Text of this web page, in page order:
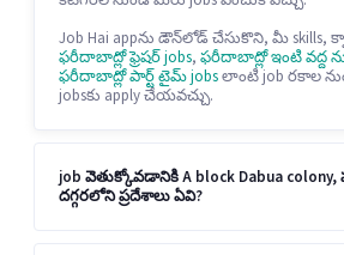
Job Hai appను డౌన్‌లోడ్ చేసుకొని, మీ
ఫరీదాబాద్లో ఫ్రెషర్ jobs, ఫరీదాబాద్లో ఇంటి వద్ద
ఫరీదాబాద్లో పార్ట్ టైమ్ jobsలాంటి job రకాల
jobsకు apply చేయవచ్చు.
job వెతుక్కోవడానికి A block Dabua
దగ్గరలోని ప్రదేశాలు ఏవి?